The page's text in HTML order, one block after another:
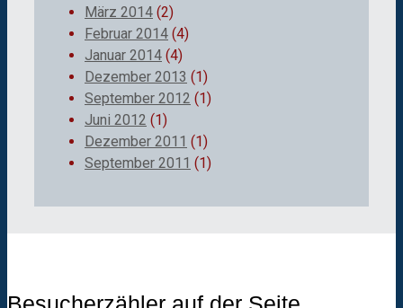
März 2014 (2)
Februar 2014 (4)
Januar 2014 (4)
Dezember 2013 (1)
September 2012 (1)
Juni 2012 (1)
Dezember 2011 (1)
September 2011 (1)